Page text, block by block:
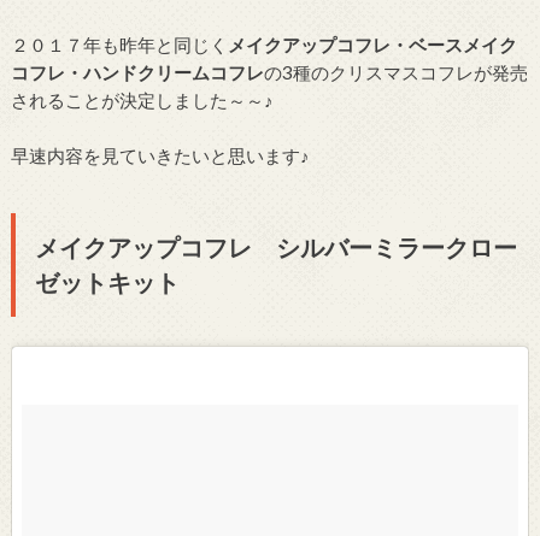
２０１７年も昨年と同じく メイクアップコフレ・ベースメイク
コフレ・ハンドクリームコフレの3種のクリスマスコフレが発売
されることが決定しました～～♪
早速内容を見ていきたいと思います♪
メイクアップコフレ シルバーミラークロー
ゼットキット